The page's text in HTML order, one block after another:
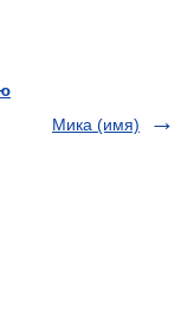
Мика (имя)